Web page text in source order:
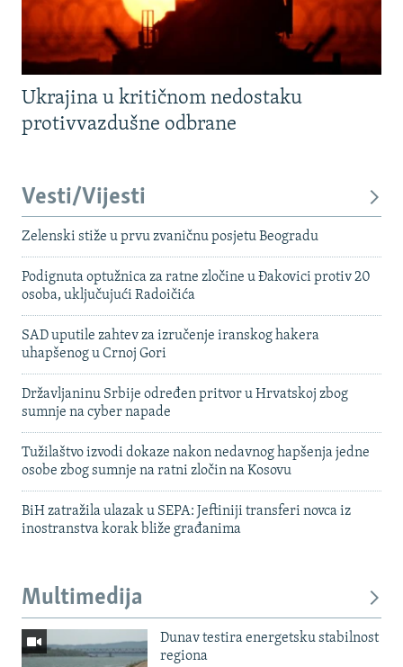
Ukrajina u kritičnom nedostaku
protivvazdušne odbrane
Vesti/Vijesti
Zelenski stiže u prvu zvaničnu posjetu Beogradu
Podignuta optužnica za ratne zločine u Đakovici protiv 20
osoba, uključujući Radoičića
SAD uputile zahtev za izručenje iranskog hakera
uhapšenog u Crnoj Gori
Državljaninu Srbije određen pritvor u Hrvatskoj zbog
sumnje na cyber napade
Tužilaštvo izvodi dokaze nakon nedavnog hapšenja jedne
osobe zbog sumnje na ratni zločin na Kosovu
BiH zatražila ulazak u SEPA: Jeftiniji transferi novca iz
inostranstva korak bliže građanima
Multimedija
Dunav testira energetsku stabilnost
regiona